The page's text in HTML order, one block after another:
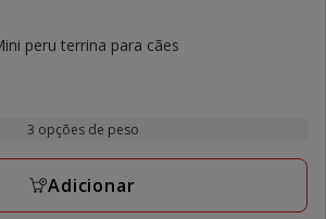
peru terrina para cães
3 opções de peso
Adicionar